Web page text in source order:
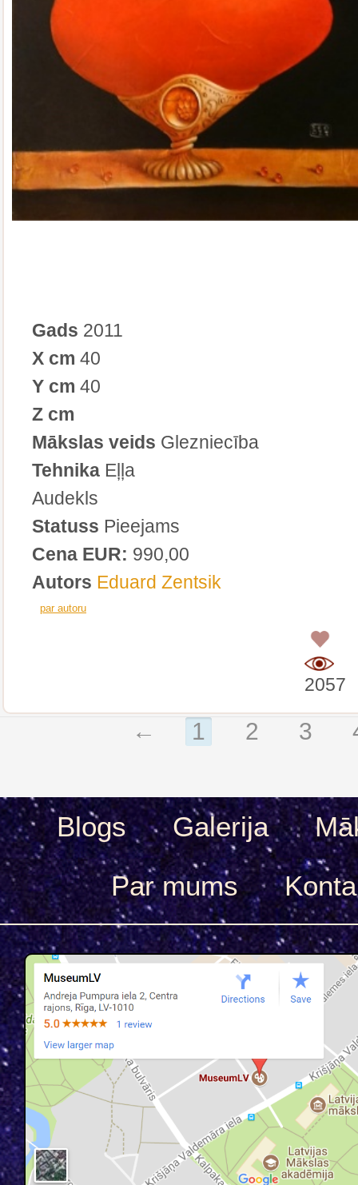
Gads 2011
X cm 40
Y cm 40
Z cm
Mākslas veids Glezniecība
Tehnika Eļļa
Audekls
Statuss Pieejams
Cena EUR: 990,00
Autors Eduard Zentsik
par autoru
2057
← 1 2 3
Blogs Galerija
Par mums